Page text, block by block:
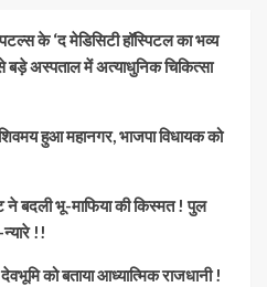
के ‘द मेडिसिटी हॉस्पिटल का भव्य
अस्पताल में अत्याधुनिक चिकित्सा
हुआ महानगर, भाजपा विधायक को
बदली भू-माफिया की किस्मत ! पुल
!!
को बताया आध्यात्मिक राजधानी !